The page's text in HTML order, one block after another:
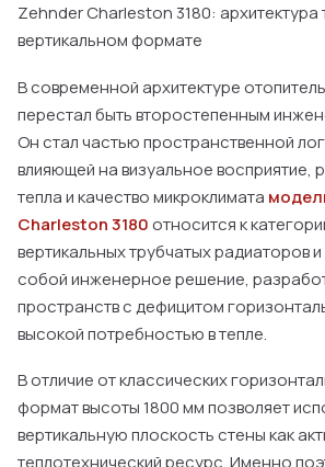
Zehnder Charleston 3180: архитектура
вертикальном формате
В современной архитектуре
перестал быть второстепенным
Он стал частью пространственной
влияющей на визуальное восприятие,
тепла и качество микроклимата
Charleston 3180 относится к
вертикальных трубчатых радиаторов
собой инженерное решение,
пространств с дефицитом
высокой потребностью в тепле.
В отличие от классических
формат высоты 1800 мм позволяет
вертикальную плоскость стены как
теплотехнический ресурс. Именно